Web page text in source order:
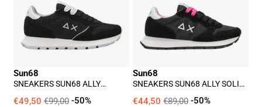
Donna
-
Nero
Sun68
SNEAKERS SUN68 ALLY
€49,50 €99,00 -50%
Donna
-
Nero
Sun68
SNEAKERS SUN68 ALLY SOLID
€44,50 €89,00 -50%